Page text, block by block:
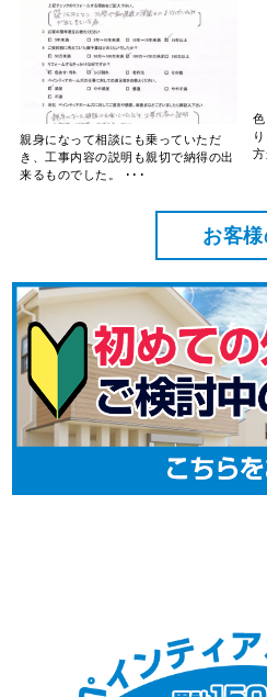
親身になって相談にも乗っていただ
き、工事内容の説明も親切で納得の出
来るものでした。 ･･･
お客